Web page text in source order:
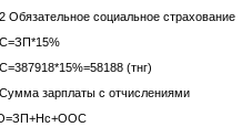
Обязательное социальное страхование
(тнг)
зарплаты с отчислениями